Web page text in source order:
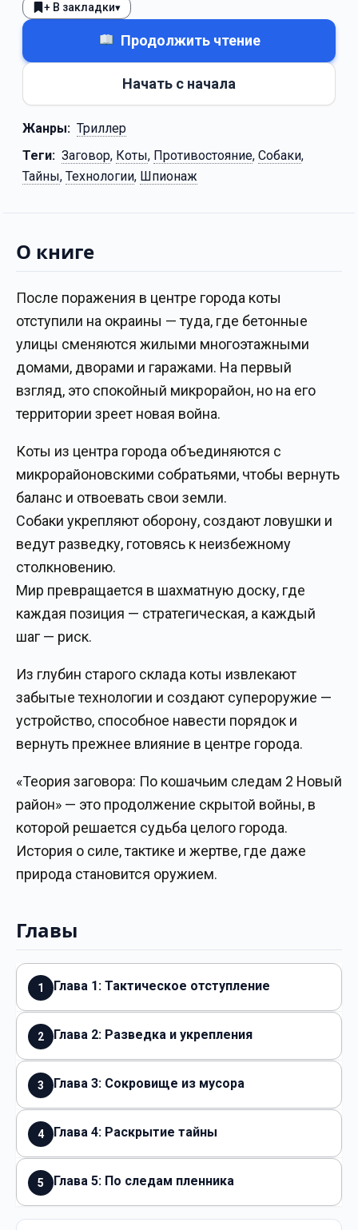
+ В закладки▾
Продолжить чтение
Начать с начала
Жанры: Триллер
Теги: Заговор, Коты, Противостояние, Собаки,
Тайны, Технологии, Шпионаж
О книге
После поражения в центре города коты
отступили на окраины — туда, где бетонные
улицы сменяются жилыми многоэтажными
домами, дворами и гаражами. На первый
взгляд, это спокойный микрорайон, но на его
территории зреет новая война.
Коты из центра города объединяются с
микрорайоновскими собратьями, чтобы вернуть
баланс и отвоевать свои земли.
Собаки укрепляют оборону, создают ловушки и
ведут разведку, готовясь к неизбежному
столкновению.
Мир превращается в шахматную доску, где
каждая позиция — стратегическая, а каждый
шаг — риск.
Из глубин старого склада коты извлекают
забытые технологии и создают супероружие —
устройство, способное навести порядок и
вернуть прежнее влияние в центре города.
«Теория заговора: По кошачьим следам 2 Новый
район» — это продолжение скрытой войны, в
которой решается судьба целого города.
История о силе, тактике и жертве, где даже
природа становится оружием.
Главы
1 Глава 1: Тактическое отступление
2 Глава 2: Разведка и укрепления
3 Глава 3: Сокровище из мусора
4 Глава 4: Раскрытие тайны
5 Глава 5: По следам пленника